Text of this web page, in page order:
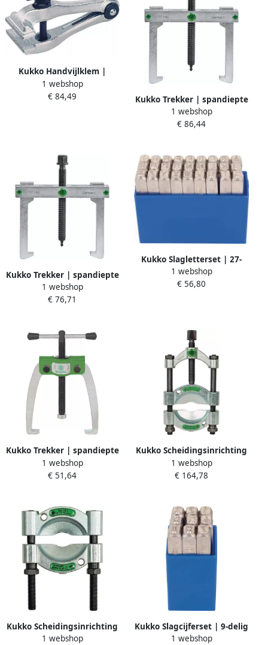
Kukko Handvijlklem |
bekbreedte 65 mm
spanwijdte 45 mm totale
1 webshop
€ 84,49
Kukko Trekker | spandiepte
50 mm | spanwijdte 80 mm
| 1 stuk 110-02
1 webshop
€ 86,44
Kukko Trekker | spandiepte
100 mm | spanwijdte 100
mm | 1 stuk 110-1
1 webshop
€ 76,71
Kukko Slagletterset | 27-
delig hoofdletters A-Z |
letterhoogte 4 mm in
1 webshop
€ 56,80
Kukko Trekker | spandiepte
70 mm | spanwijdte 70 mm
| 1 T | 1 stuk 43-2
1 webshop
€ 51,64
Kukko Scheidingsinrichting
| opening A 12-75 mm voor
art.nr. 4157 490 001 | 1 stuk
1 webshop
€ 164,78
Kukko Scheidingsinrichting
| opening A 25-155 mm |
1 webshop
Kukko Slagcijferset | 9-delig
cijfers 0-9 | letterhoogte 3
1 webshop